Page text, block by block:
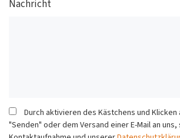
Nachricht
Durch aktivieren des Kästchens und Klicken
"Senden" oder dem Versand einer E-Mail an